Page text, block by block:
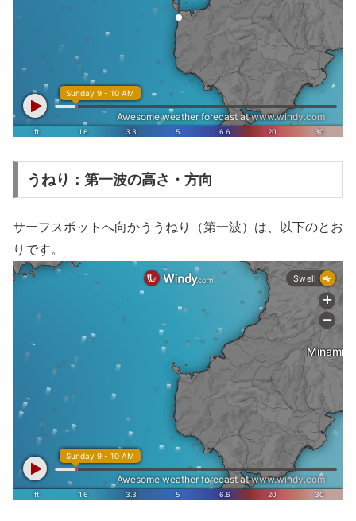
うねり：第一波の高さ・方向
サーフスポットへ向かううねり（第一波）は、以下のとお
りです。